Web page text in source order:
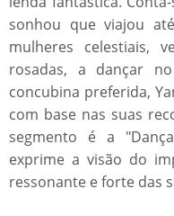
sonhou que viajou
mulheres celestiais,
rosadas, a dançar
concubina preferida,
com base nas suas
segmento é a
exprime a visão do
ressonante e forte das